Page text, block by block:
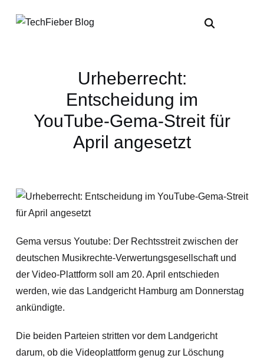
Urheberrecht:
Entscheidung im
YouTube-Gema-Streit für
April angesetzt
Gema versus Youtube: Der Rechtsstreit zwischen der
deutschen Musikrechte-Verwertungsgesellschaft und
der Video-Plattform soll am 20. April entschieden
werden, wie das Landgericht Hamburg am Donnerstag
ankündigte.
Die beiden Parteien stritten vor dem Landgericht
darum, ob die Videoplattform genug zur Löschung